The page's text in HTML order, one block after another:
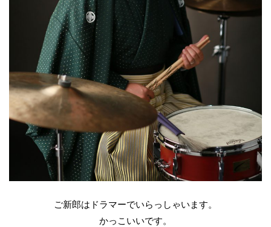
ご新郎はドラマーでいらっしゃいます。
かっこいいです。